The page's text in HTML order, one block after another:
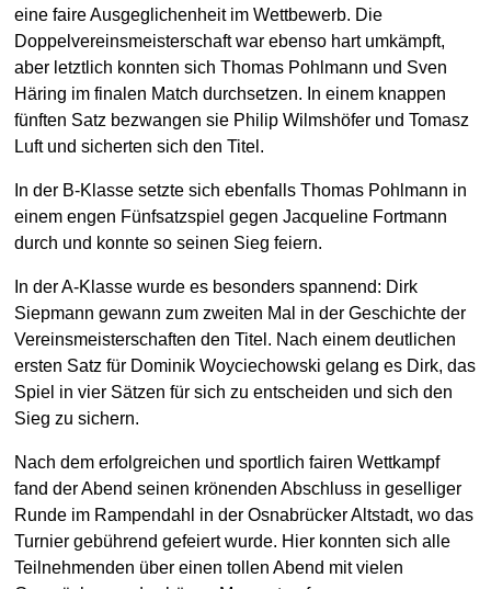
eine faire Ausgeglichenheit im Wettbewerb. Die
Doppelvereinsmeisterschaft war ebenso hart umkämpft,
aber letztlich konnten sich Thomas Pohlmann und Sven
Häring im finalen Match durchsetzen. In einem knappen
fünften Satz bezwangen sie Philip Wilmshöfer und Tomasz
Luft und sicherten sich den Titel.
In der B-Klasse setzte sich ebenfalls Thomas Pohlmann in
einem engen Fünfsatzspiel gegen Jacqueline Fortmann
durch und konnte so seinen Sieg feiern.
In der A-Klasse wurde es besonders spannend: Dirk
Siepmann gewann zum zweiten Mal in der Geschichte der
Vereinsmeisterschaften den Titel. Nach einem deutlichen
ersten Satz für Dominik Woyciechowski gelang es Dirk, das
Spiel in vier Sätzen für sich zu entscheiden und sich den
Sieg zu sichern.
Nach dem erfolgreichen und sportlich fairen Wettkampf
fand der Abend seinen krönenden Abschluss in geselliger
Runde im Rampendahl in der Osnabrücker Altstadt, wo das
Turnier gebührend gefeiert wurde. Hier konnten sich alle
Teilnehmenden über einen tollen Abend mit vielen